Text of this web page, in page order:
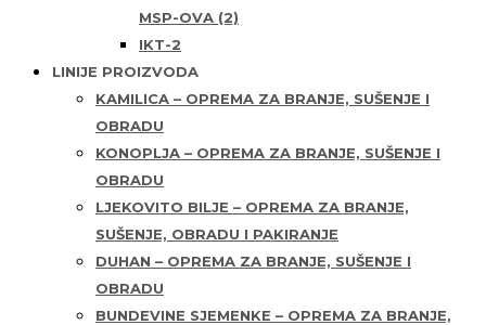
MSP-OVA (2)
IKT-2
LINIJE PROIZVODA
KAMILICA – OPREMA ZA BRANJE, SUŠENJE I
OBRADU
KONOPLJA – OPREMA ZA BRANJE, SUŠENJE I
OBRADU
LJEKOVITO BILJE – OPREMA ZA BRANJE,
SUŠENJE, OBRADU I PAKIRANJE
DUHAN – OPREMA ZA BRANJE, SUŠENJE I
OBRADU
BUNDEVINE SJEMENKE – OPREMA ZA BRANJE,